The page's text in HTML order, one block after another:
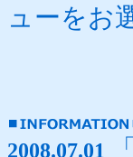
ューをお
2008.07.01